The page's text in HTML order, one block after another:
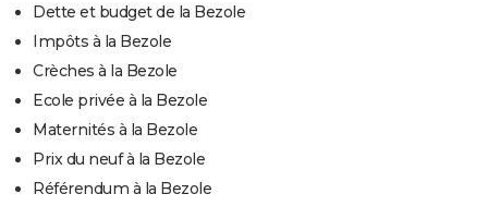
Dette et budget de la Bezole
Impôts à la Bezole
Crèches à la Bezole
Ecole privée à la Bezole
Maternités à la Bezole
Prix du neuf à la Bezole
Référendum à la Bezole